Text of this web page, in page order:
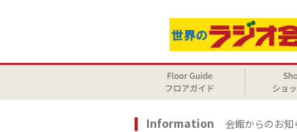
Information 会館からのお知